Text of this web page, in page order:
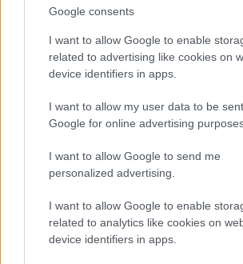
Google consents
I want to allow Google to enable
related to advertising like cookies on
device identifiers in apps.
I want to allow my user data to be
Google for online advertising
I want to allow Google to send me
personalized advertising.
I want to allow Google to enable
related to analytics like cookies on
device identifiers in apps.